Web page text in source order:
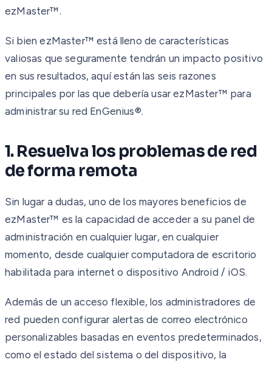
ezMaster™.
Si bien ezMaster™ está lleno de características
valiosas que seguramente tendrán un impacto positivo
en sus resultados, aquí están las seis razones
principales por las que debería usar ezMaster™ para
administrar su red EnGenius®.
1. Resuelva los problemas de red
de forma remota
Sin lugar a dudas, uno de los mayores beneficios de
ezMaster™ es la capacidad de acceder a su panel de
administración en cualquier lugar, en cualquier
momento, desde cualquier computadora de escritorio
habilitada para internet o dispositivo Android / iOS.
Además de un acceso flexible, los administradores de
red pueden configurar alertas de correo electrónico
personalizables basadas en eventos predeterminados,
como el estado del sistema o del dispositivo, la